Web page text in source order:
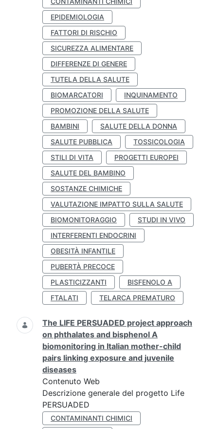
EPIDEMIOLOGIA
FATTORI DI RISCHIO
SICUREZZA ALIMENTARE
DIFFERENZE DI GENERE
TUTELA DELLA SALUTE
BIOMARCATORI
INQUINAMENTO
PROMOZIONE DELLA SALUTE
BAMBINI
SALUTE DELLA DONNA
SALUTE PUBBLICA
TOSSICOLOGIA
STILI DI VITA
PROGETTI EUROPEI
SALUTE DEL BAMBINO
SOSTANZE CHIMICHE
VALUTAZIONE IMPATTO SULLA SALUTE
BIOMONITORAGGIO
STUDI IN VIVO
INTERFERENTI ENDOCRINI
OBESITÀ INFANTILE
PUBERTÀ PRECOCE
PLASTICIZZANTI
BISFENOLO A
FTALATI
TELARCA PREMATURO
The LIFE PERSUADED project approach
on phthalates and bisphenol A
biomonitoring in Italian mother-child
pairs linking exposure and juvenile
diseases
Contenuto Web
Descrizione generale del progetto Life
PERSUADED
CONTAMINANTI CHIMICI